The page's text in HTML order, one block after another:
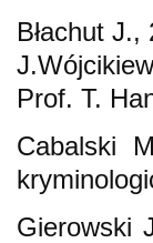
Błachut
Prof. T.
Cabalski
Gierowski